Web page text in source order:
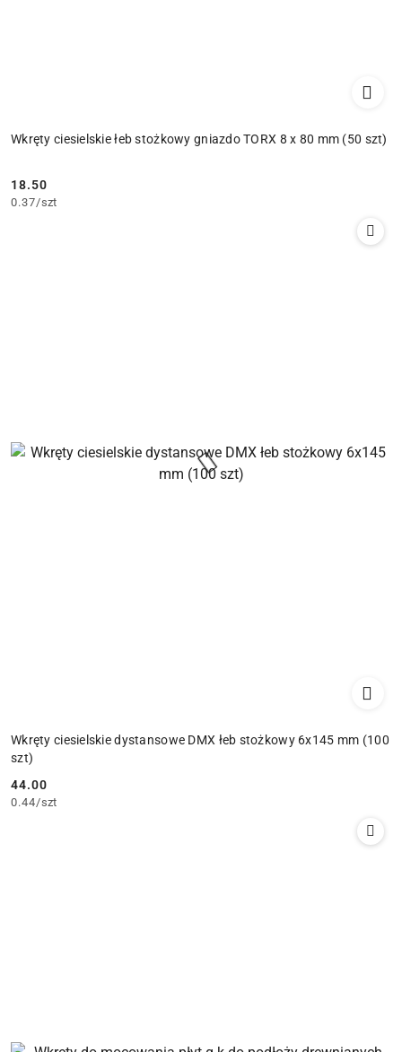
Wkręty ciesielskie łeb stożkowy gniazdo TORX 8 x 80 mm (50 szt)
Cena:
18.50
0.37/szt
Wkręty ciesielskie dystansowe DMX łeb stożkowy 6x145 mm (100
szt)
Cena:
44.00
0.44/szt